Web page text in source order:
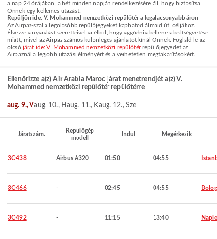
a nap 24 órájában, a hét minden napján rendelkezésére áll, hogy biztosítsa
Önnek egy kellemes utazást.
Repüljön ide: V. Mohammed nemzetközi repülőtér a legalacsonyabb áron
Az Airpaz-szal a legolcsóbb repülőjegyeket kaphatod álmaid úti céljához.
Élvezze a nyaralást szeretteivel anélkül, hogy aggódnia kellene a költségvetése
miatt, mivel az Airpaz számos különleges ajánlatot kínál Önnek. Foglald le az
olcsó járat ide: V. Mohammed nemzetközi repülőtérrepülőjegyedet az
Airpaznál a legjobb utazási élményért és a verhetetlen megtakarításokért.
Ellenőrizze a(z) Air Arabia Maroc járat menetrendjét a(z) V.
Mohammed nemzetközi repülőtér repülőtérre
aug. 9., Vaug. 10., H aug. 11., Kaug. 12., Sze
Járatszám.
Repülőgép
modell
Indul Megérkezik
3O438 Airbus A320 01:50 04:55
3O466 - 02:45 04:55
3O492 - 11:15 13:40